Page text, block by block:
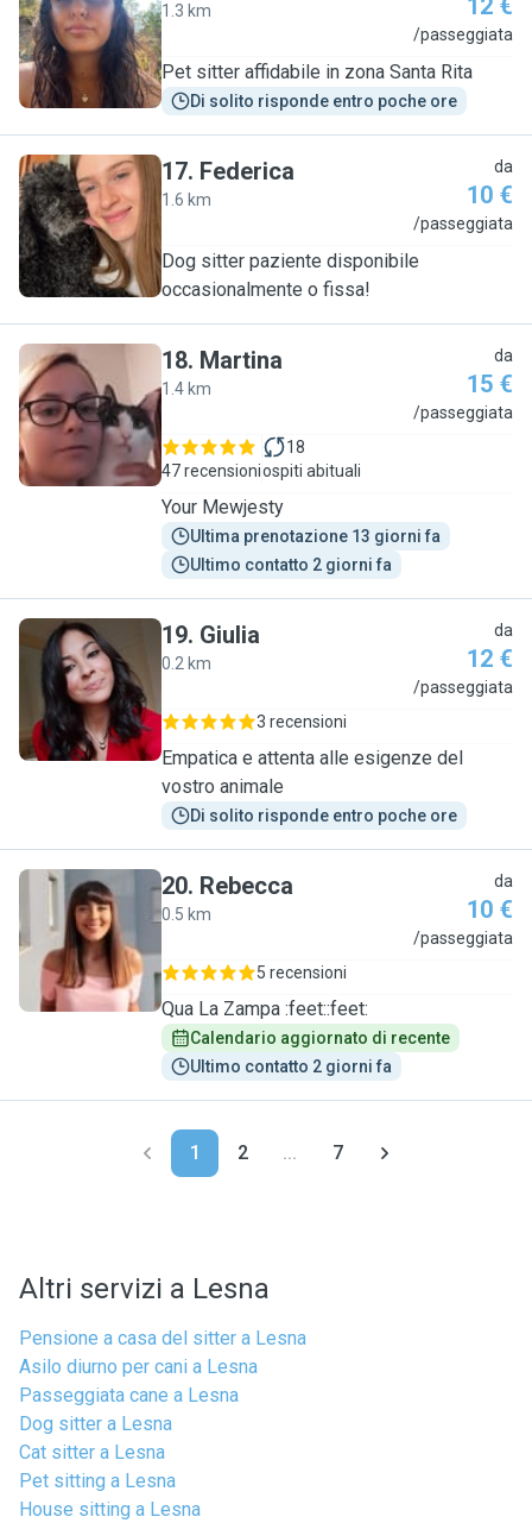
B
1.3 km 12 €
/passeggiata
Pet sitter affidabile in zona Santa Rita
Di solito risponde entro poche ore
F
17. Federica
1.6 km
da
10 €
/passeggiata
Dog sitter paziente disponibile
occasionalmente o fissa!
M
18. Martina
1.4 km
da
15 €
/passeggiata
47 recensioni
18
ospiti abituali
Your Mewjesty
Ultima prenotazione 13 giorni fa
Ultimo contatto 2 giorni fa
G
19. Giulia
0.2 km
da
12 €
/passeggiata
3 recensioni
Empatica e attenta alle esigenze del
vostro animale
Di solito risponde entro poche ore
R
20. Rebecca
0.5 km
da
10 €
/passeggiata
5 recensioni
Qua La Zampa :feet::feet:
Calendario aggiornato di recente
Ultimo contatto 2 giorni fa
1 2 ... 7
Altri servizi a Lesna
Pensione a casa del sitter a Lesna
Asilo diurno per cani a Lesna
Passeggiata cane a Lesna
Dog sitter a Lesna
Cat sitter a Lesna
Pet sitting a Lesna
House sitting a Lesna